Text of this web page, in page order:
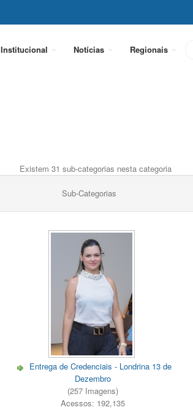
Institucional Notícias Regionais
Existem 31 sub-categorias nesta categoria
Sub-Categorias
Entrega de Credenciais - Londrina 13 de
Dezembro
(257 Imagens)
Acessos: 192,135